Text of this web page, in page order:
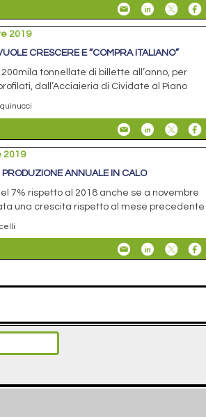
2019
CRESCERE E “COMPRA ITALIANO”
tonnellate di billette all’anno, per
dall’Acciaieria di Cividate al Piano
2019
PRODUZIONE ANNUALE IN CALO
7% rispetto al 2018 anche se a novembre
una crescita rispetto al mese precedente